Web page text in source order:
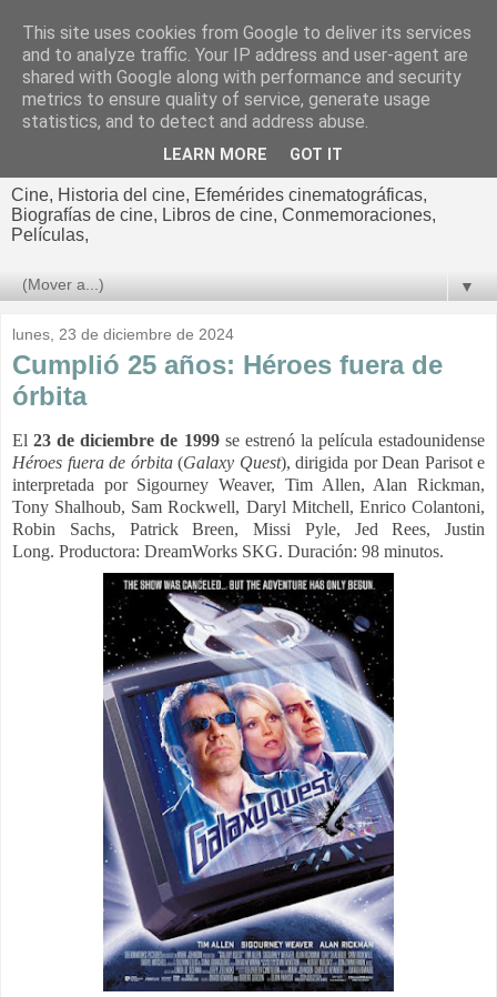
El cultural
cinematográfico de Jorge
Cine, Historia del cine, Efemérides cinematográficas,
Biografías de cine, Libros de cine, Conmemoraciones,
Películas,
▼
lunes, 23 de diciembre de 2024
Cumplió 25 años: Héroes fuera de
órbita
El23 de diciembre de 1999se estrenó la película estadounidense
Héroes fuera de órbita (Galaxy Quest), dirigida por Dean Parisot e
interpretada por Sigourney Weaver, Tim Allen, Alan Rickman,
Tony Shalhoub, Sam Rockwell, Daryl Mitchell, Enrico Colantoni,
Robin Sachs, Patrick Breen, Missi Pyle, Jed Rees, Justin
Long. Productora: DreamWorks SKG. Duración: 98 minutos.
This site uses cookies from Google to deliver its services
and to analyze traffic. Your IP address and user-agent are
shared with Google along with performance and security
metrics to ensure quality of service, generate usage
statistics, and to detect and address abuse.
LEARN MORE GOT IT